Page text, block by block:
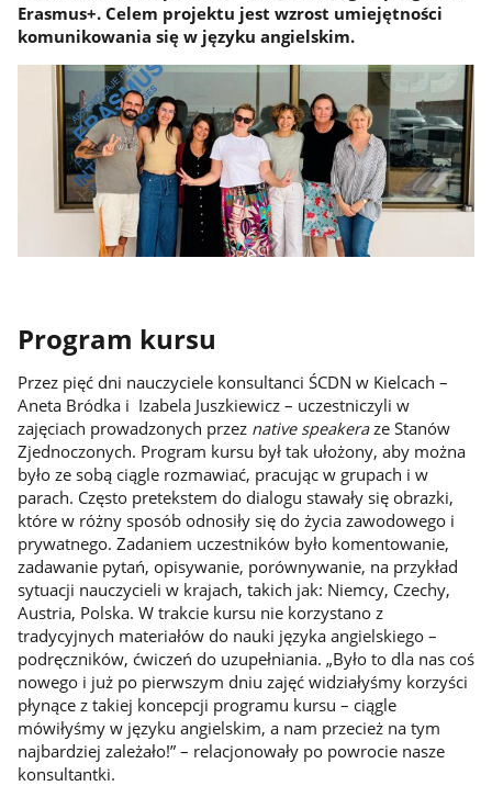
Erasmus+. Celem projektu jest wzrost umiejętności
komunikowania się w języku angielskim.
Program kursu
Przez pięć dni nauczyciele konsultanci ŚCDN w Kielcach –
Aneta Bródka i Izabela Juszkiewicz – uczestniczyli w
zajęciach prowadzonych przez native speakeraze Stanów
Zjednoczonych. Program kursu był tak ułożony, aby można
było ze sobą ciągle rozmawiać, pracując w grupach i w
parach. Często pretekstem do dialogu stawały się obrazki,
które w różny sposób odnosiły się do życia zawodowego i
prywatnego. Zadaniem uczestników było komentowanie,
zadawanie pytań, opisywanie, porównywanie, na przykład
sytuacji nauczycieli w krajach, takich jak: Niemcy, Czechy,
Austria, Polska. W trakcie kursu nie korzystano z
tradycyjnych materiałów do nauki języka angielskiego –
podręczników, ćwiczeń do uzupełniania. „Było to dla nas coś
nowego i już po pierwszym dniu zajęć widziałyśmy korzyści
płynące z takiej koncepcji programu kursu – ciągle
mówiłyśmy w języku angielskim, a nam przecież na tym
najbardziej zależało!” – relacjonowały po powrocie nasze
konsultantki.